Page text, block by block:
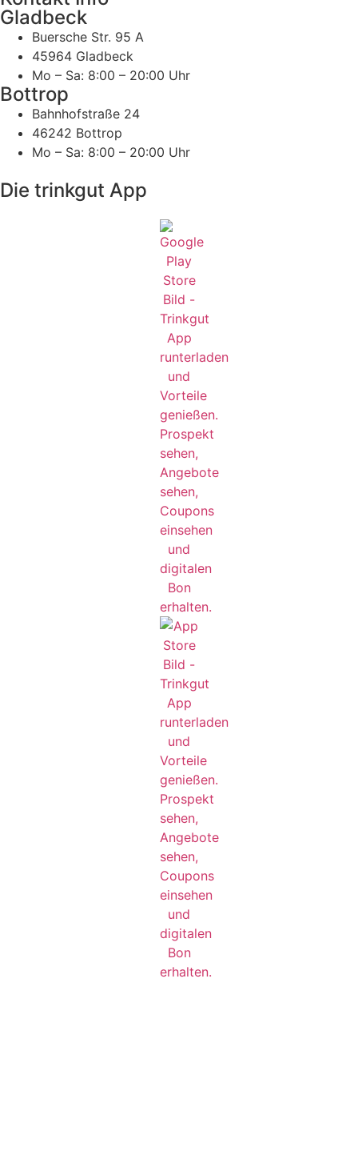
Gladbeck
Buersche Str. 95 A
45964 Gladbeck
Mo – Sa: 8:00 – 20:00 Uhr
Bottrop
Bahnhofstraße 24
46242 Bottrop
Mo – Sa: 8:00 – 20:00 Uhr
Die trinkgut App